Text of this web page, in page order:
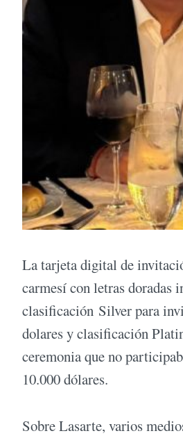
La tarjeta digital de
carmesí con letras doradas
clasificación Silver para
dolares y clasificación
ceremonia que no
10.000 dólares.
Sobre Lasarte, varios